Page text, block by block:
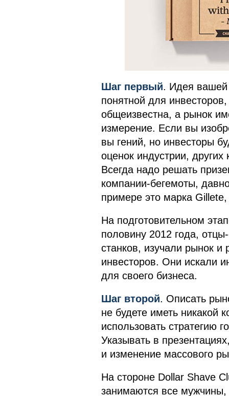
Шаг первый. Идея вашей
понятной для
общеизвестна, а рынок
измерение. Если вы
вы гений, но инвесторы
оценок индустрии,
Всегда надо решать
компании-бегемоты,
примере это марка
На подготовительном
половину 2012 года,
станков, изучали рынок и
инвесторов. Они искали
для своего бизнеса.
Шаг второй. Описать
не будете иметь никакой
использовать стратегию
Указывать в
и изменение массового
На стороне Dollar Shave
занимаются все